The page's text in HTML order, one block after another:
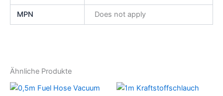
MPN Does not apply
Ähnliche Produkte